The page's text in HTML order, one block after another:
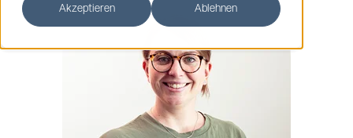
Akzeptieren Ablehnen